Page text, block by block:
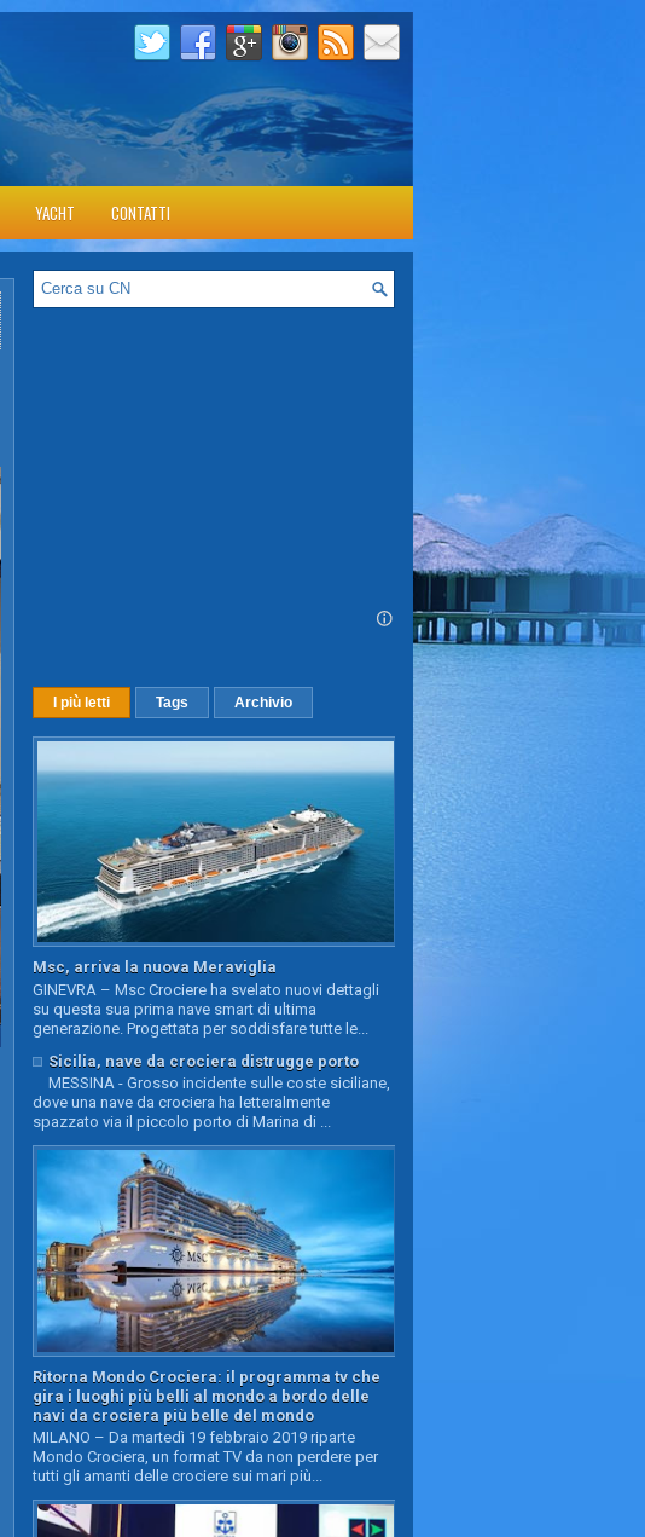
YACHT CONTATTI
I più letti Tags Archivio
Msc, arriva la nuova Meraviglia
GINEVRA – Msc Crociere ha svelato nuovi dettagli
su questa sua prima nave smart di ultima
generazione. Progettata per soddisfare tutte le...
Sicilia, nave da crociera distrugge porto
MESSINA - Grosso incidente sulle coste siciliane,
dove una nave da crociera ha letteralmente
spazzato via il piccolo porto di Marina di ...
Ritorna Mondo Crociera: il programma tv che
gira i luoghi più belli al mondo a bordo delle
navi da crociera più belle del mondo
MILANO – Da martedì 19 febbraio 2019 riparte
Mondo Crociera, un format TV da non perdere per
tutti gli amanti delle crociere sui mari più...